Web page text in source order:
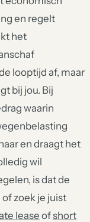
en regelt
het
looptijd af, maar
bij jou. Bij
waarin
en draagt het
wil
is dat de
of zoek je juist
lease ofshort